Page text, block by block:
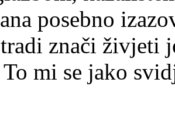
posebno
znači živjeti
mi se jako